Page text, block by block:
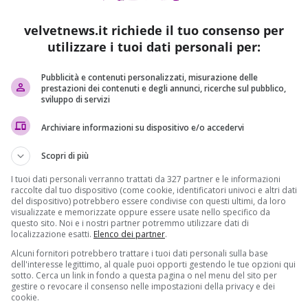
, dove un uomo ha ferito 8 persone con un coltello nel
Non si fermano, dunque, gli attacchi contro gli Stati Uniti
dello Stato islamico, ha compiuto l’operazione per
scrive il network dell’Isis. L’attentatore è stato identificato
nome:Dahir Adan.Adan era uno studente dell’
di sicurezza. Infatti quando ha agito, indossava una divisa
, il giornale locale della cittadina teatro dell’attacco. Prima di
per comprare un iPhone 7».
entrato nel centro commerciale ha iniziato a ferire la
un riferimento adAllah» prima di attaccare. Lo ha detto il
locali – aggiungendo che l’aggressore chiedeva alle
subito dopo il fatto. “All’improvviso – ha raccontato un
rumori e abbiamo pensato che qualcuno fosse caduto su
visto tutti venire nella nostra direzione”. Il giornale
l’assalitore è stata la comunità somala locale. Il
velvetnews.it richiede il tuo consenso per
utilizzare i tuoi dati personali per:
Pubblicità e contenuti personalizzati, misurazione delle
prestazioni dei contenuti e degli annunci, ricerche sul pubblico,
sviluppo di servizi
Archiviare informazioni su dispositivo e/o accedervi
Scopri di più
I tuoi dati personali verranno trattati da 327 partner e le informazioni
raccolte dal tuo dispositivo (come cookie, identificatori univoci e altri dati
del dispositivo) potrebbero essere condivise con questi ultimi, da loro
visualizzate e memorizzate oppure essere usate nello specifico da
questo sito. Noi e i nostri partner potremmo utilizzare dati di
localizzazione esatti. Elenco dei partner.
Alcuni fornitori potrebbero trattare i tuoi dati personali sulla base
dell'interesse legittimo, al quale puoi opporti gestendo le tue opzioni qui
sotto. Cerca un link in fondo a questa pagina o nel menu del sito per
gestire o revocare il consenso nelle impostazioni della privacy e dei
cookie.